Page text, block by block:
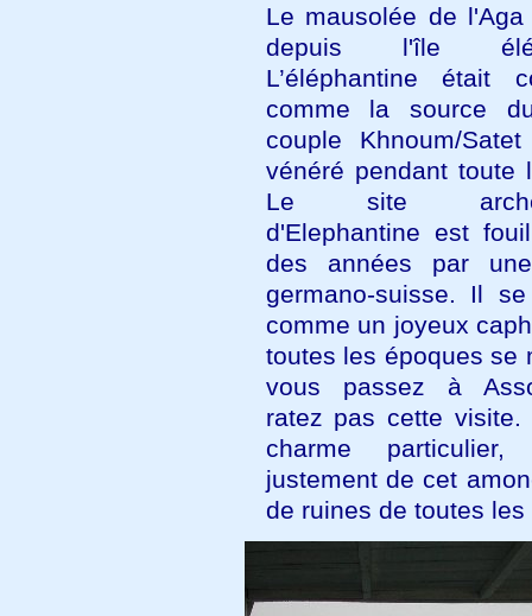
Le mausolée de
depuis l'île
L’éléphantine était
comme la source
couple Khnoum/
vénéré pendant toute
Le site
d'Elephantine est
des années par
germano-suisse. Il
comme un joyeux
toutes les époques se
vous passez à
ratez pas cette
charme
justement de cet
de ruines de toutes les